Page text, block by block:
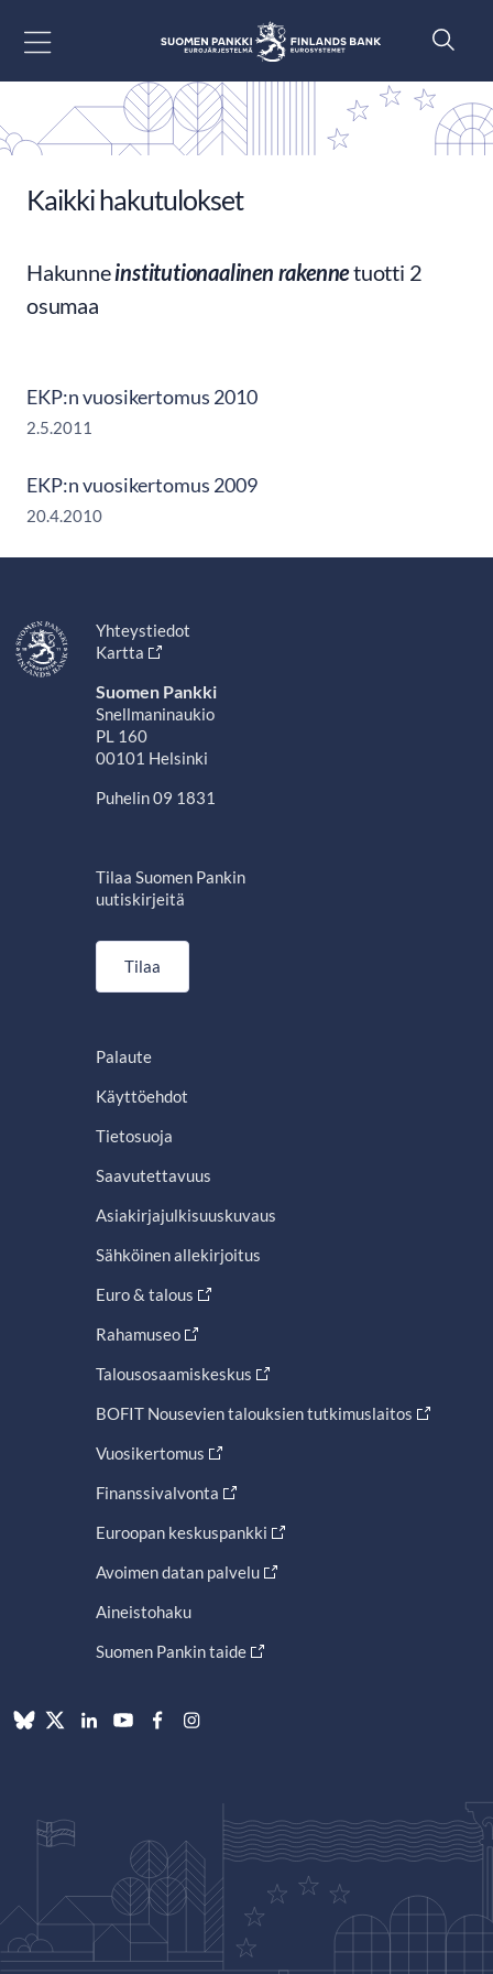
Kaikki hakutulokset
Hakunneinstitutionaalinen rakennetuotti 2
osumaa
EKP:n vuosikertomus 2010
2.5.2011
EKP:n vuosikertomus 2009
20.4.2010
Yhteystiedot
Kartta
Suomen Pankki
Snellmaninaukio
PL 160
00101 Helsinki
Puhelin 09 1831
Tilaa Suomen Pankin
uutiskirjeitä
Tilaa
Palaute
Käyttöehdot
Tietosuoja
Saavutettavuus
Asiakirjajulkisuuskuvaus
Sähköinen allekirjoitus
Euro & talous
Rahamuseo
Talousosaamiskeskus
BOFIT Nousevien talouksien tutkimuslaitos
Vuosikertomus
Finanssivalvonta
Euroopan keskuspankki
Avoimen datan palvelu
Aineistohaku
Suomen Pankin taide